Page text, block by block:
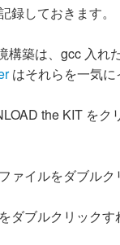
録しておきます。
構築は、gcc 入れ
はそれらを一気に
the KIT を
ァイルをダブルク
ダブルクリック